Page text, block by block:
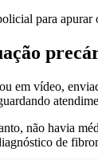
para apurar
em vídeo,
não havia
de